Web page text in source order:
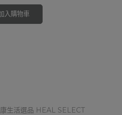
入購物車
生活選品 HEAL SELECT